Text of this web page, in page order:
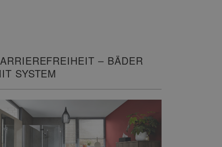
– BÄDER
SYSTEM